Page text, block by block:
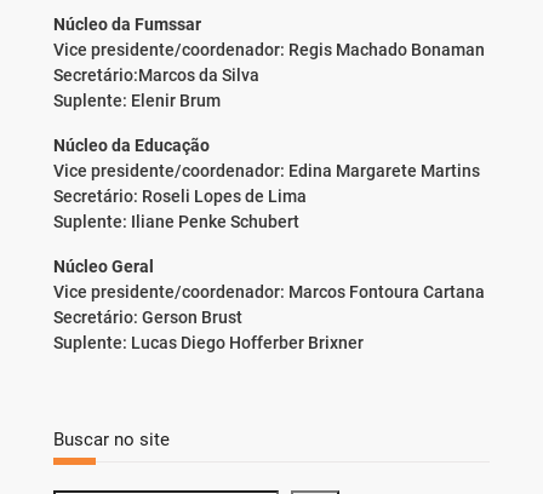
Núcleo da Fumssar
Vice presidente/coordenador: Regis Machado Bonaman
Secretário:Marcos da Silva
Suplente: Elenir Brum
Núcleo da Educação
Vice presidente/coordenador: Edina Margarete Martins
Secretário: Roseli Lopes de Lima
Suplente: Iliane Penke Schubert
Núcleo Geral
Vice presidente/coordenador: Marcos Fontoura Cartana
Secretário: Gerson Brust
Suplente: Lucas Diego Hofferber Brixner
Buscar no site